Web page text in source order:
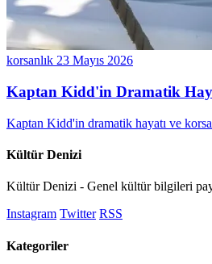
korsanlık 23 Mayıs 2026
Kaptan Kidd'in Dramatik
Kaptan Kidd'in dramatik hayatı ve
Kültür Denizi
Kültür Denizi - Genel kültür bilgileri
Instagram Twitter RSS
Kategoriler